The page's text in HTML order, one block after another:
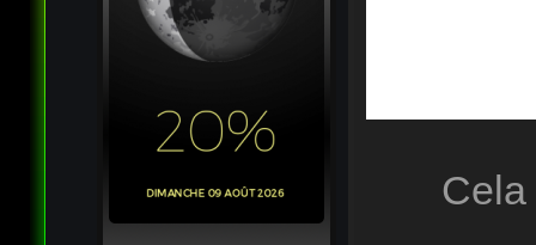
Cela